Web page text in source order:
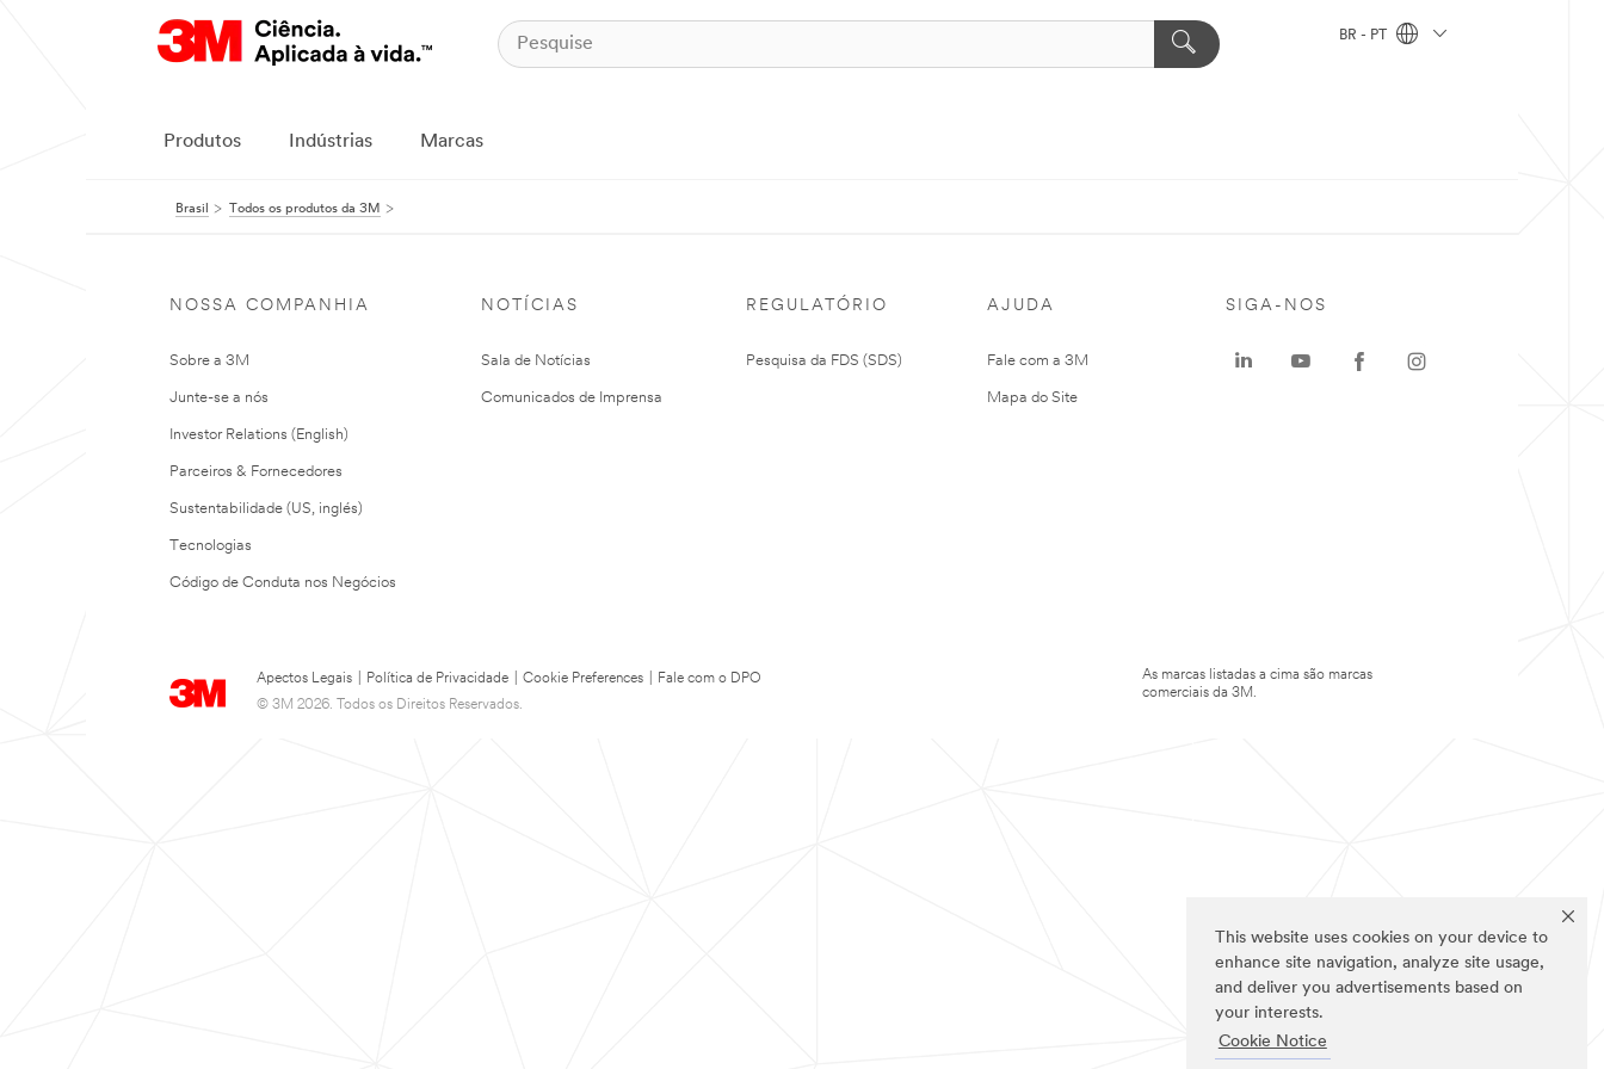
This website uses cookies on your device to
enhance site navigation, analyze site usage,
and deliver you advertisements based on
your interests.
Cookie Notice
BR - PT
Produtos Indústrias Marcas
Brasil Todos os produtos da 3M
NOSSA COMPANHIA
Sobre a 3M
Junte-se a nós
Investor Relations (English)
Parceiros & Fornecedores
Sustentabilidade (US, inglés)
Tecnologias
Código de Conduta nos Negócios
NOTÍCIAS
Sala de Notícias
Comunicados de Imprensa
REGULATÓRIO
Pesquisa da FDS (SDS)
AJUDA
Fale com a 3M
Mapa do Site
Apectos Legais Política de Privacidade Cookie Preferences
Fale com o DPO
© 3M 2026. Todos os Direitos Reservados.
SIGA-NOS
As marcas listadas a cima são marcas
comerciais da 3M.